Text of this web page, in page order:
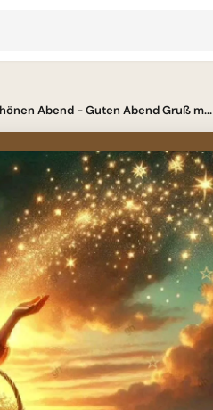
Abend - Guten Abend Gruß m...